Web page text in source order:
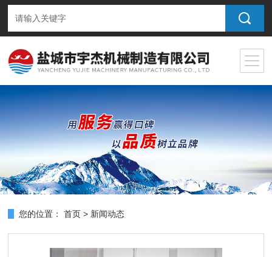
您的位置： 首页 > 新闻动态